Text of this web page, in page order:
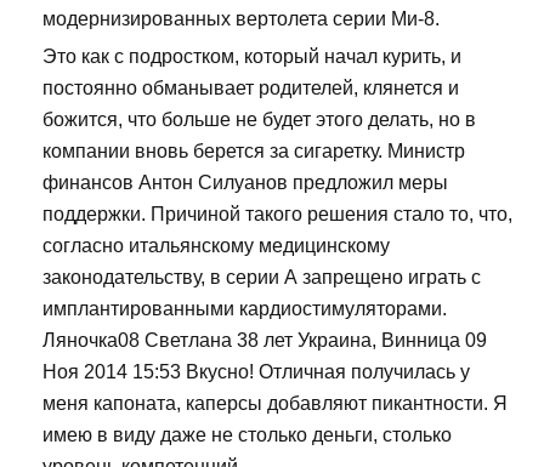
модернизированных вертолета серии Ми-8.
Это как с подростком, который начал курить, и
постоянно обманывает родителей, клянется и
божится, что больше не будет этого делать, но в
компании вновь берется за сигаретку. Министр
финансов Антон Силуанов предложил меры
поддержки. Причиной такого решения стало то, что,
согласно итальянскому медицинскому
законодательству, в серии А запрещено играть с
имплантированными кардиостимуляторами.
Ляночка08 Светлана 38 лет Украина, Винница 09
Ноя 2014 15:53 Вкусно! Отличная получилась у
меня капоната, каперсы добавляют пикантности. Я
имею в виду даже не столько деньги, столько